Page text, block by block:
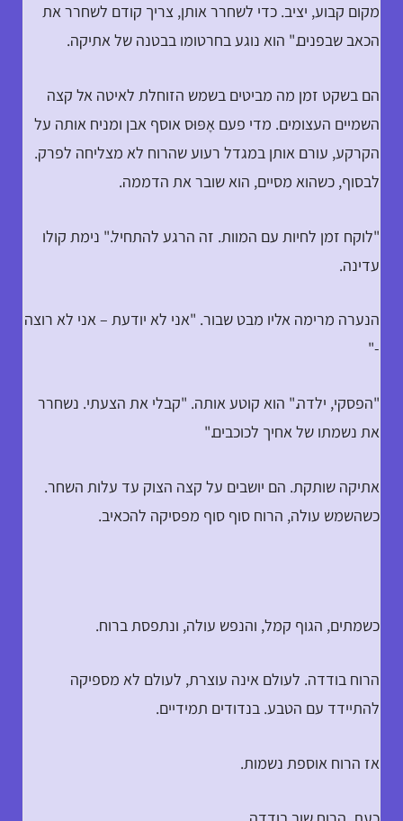
מקום קבוע, יציב. כדי לשחרר אותן, צריך קודם לשחרר את
הכאב שבפנים." הוא נוגע בחרטומו בבטנה של אתיקה.
הם בשקט זמן מה מביטים בשמש הזוחלת לאיטה אל קצה
השמיים העצומים. מדי פעם אָפּוּס אוסף אבן ומניח אותה על
הקרקע, עורם אותן במגדל רעוע שהרוח לא מצליחה לפרק.
לבסוף, כשהוא מסיים, הוא שובר את הדממה.
"לוקח זמן לחיות עם המוות. זה הרגע להתחיל." נימת קולו
עדינה.
הנערה מרימה אליו מבט שבור. "אני לא יודעת – אני לא רוצה
-"
"הפסקי, ילדה." הוא קוטע אותה. "קבלי את הצעתי. נשחרר
את נשמתו של אחיך לכוכבים."
אתיקה שותקת. הם יושבים על קצה הצוק עד עלות השחר.
כשהשמש עולה, הרוח סוף סוף מפסיקה להכאיב.
כשמתים, הגוף קמל, והנפש עולה, ונתפסת ברוח.
הרוח בודדה. לעולם אינה עוצרת, לעולם לא מספיקה
להתיידד עם הטבע. בנדודים תמידיים.
אז הרוח אוספת נשמות.